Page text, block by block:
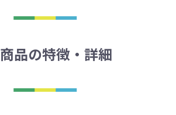
商品の特徴・詳細